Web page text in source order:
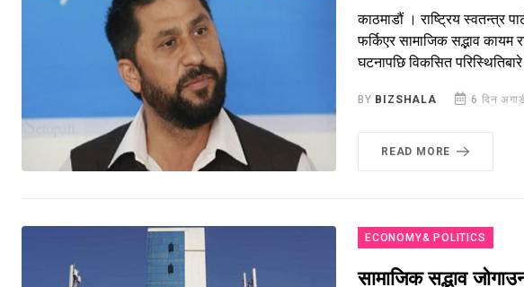
काठमाडौं । राष्ट्रिय स्वतन्त्र
फर्किएर सामाजिक सद्भाव कायम
घटनापछि विकसित
BY BIZSHALA 6 दिन
READ MORE
ECONOMY& POLITICS
सामाजिक सद्भाव